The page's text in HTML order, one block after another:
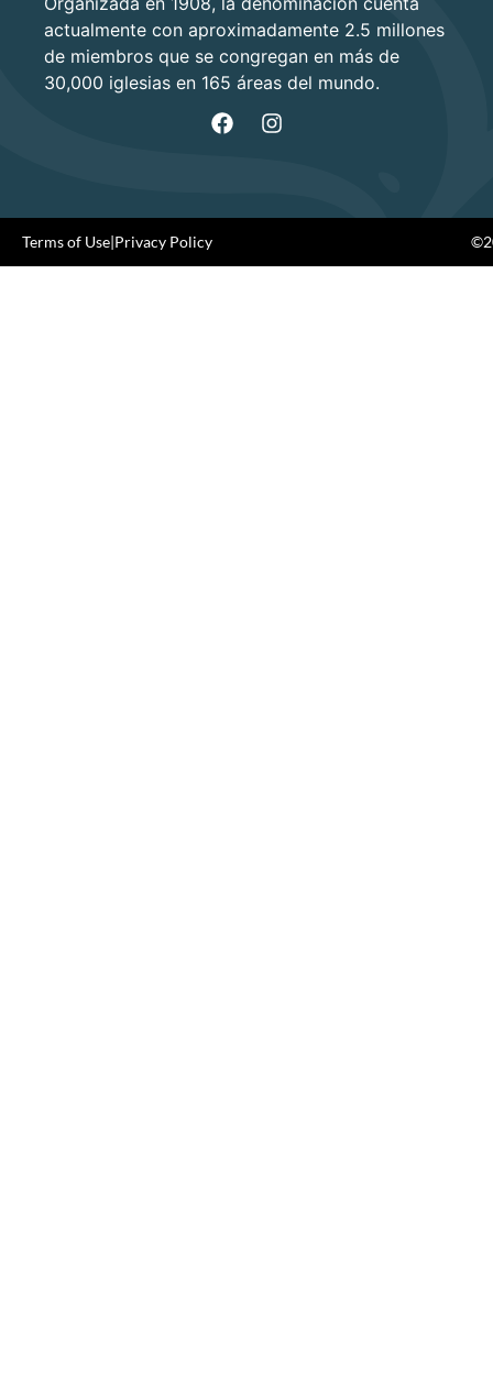
actualmente con aproximadamente 2.5 millones
de miembros que se congregan en más de
30,000 iglesias en 165 áreas del mundo.
Terms of Use|Privacy Policy